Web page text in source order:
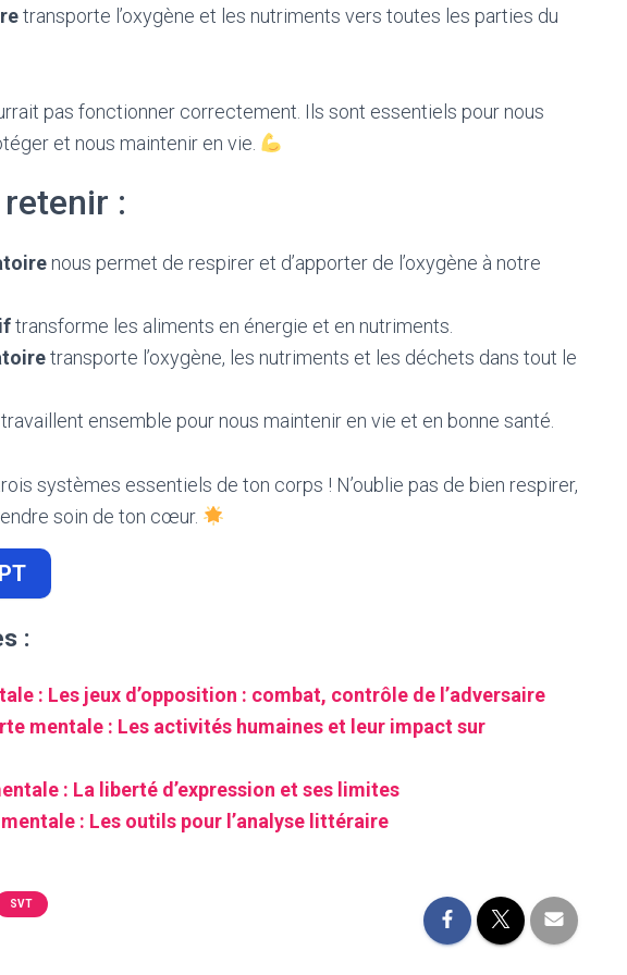
transporte l’oxygène et les nutriments vers toutes les parties du
pas fonctionner correctement. Ils sont essentiels pour nous
et nous maintenir en vie.
retenir :
nous permet de respirer et d’apporter de l’oxygène à notre
transforme les aliments en énergie et en nutriments.
transporte l’oxygène, les nutriments et les déchets dans tout le
ensemble pour nous maintenir en vie et en bonne santé.
systèmes essentiels de ton corps ! N’oublie pas de bien respirer,
soin de ton cœur.
:
: Les jeux d’opposition : combat, contrôle de l’adversaire
mentale : Les activités humaines et leur impact sur
: La liberté d’expression et ses limites
: Les outils pour l’analyse littéraire
SVT